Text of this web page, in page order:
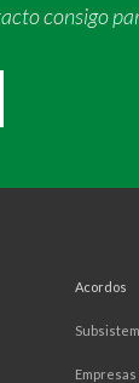
consigo
Acordos
Empresas